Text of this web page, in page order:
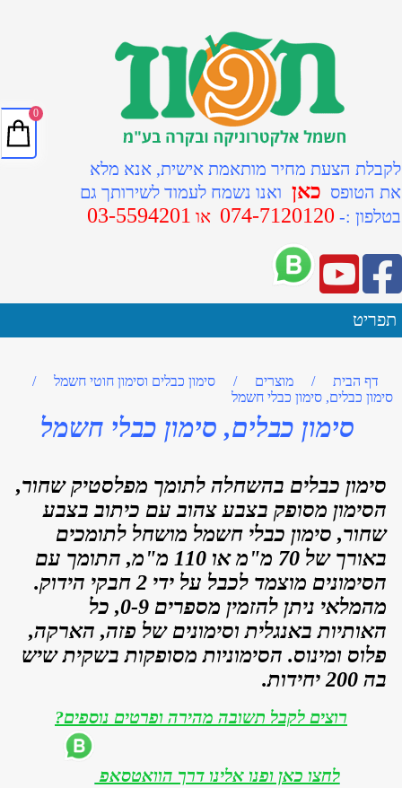
לקבלת הצעת מחיר מותאמת אישית, אנא מלא
את הטופס כאן ואנו נשמח לעמוד לשירותך גם
בטלפון :- 074-7120120 או 03-5594201
תפריט
דף הבית / מוצרים / סימון כבלים וסימון חוטי חשמל
/
סימון כבלים, סימון כבלי חשמל
סימון כבלים, סימון כבלי חשמל
סימון כבלים בהשחלה לתומך מפלסטיק שחור,
הסימון מסופק בצבע צהוב עם כיתוב בצבע
שחור, סימון כבלי חשמל מושחל לתומכים
באורך של 70 מ"מ או 110 מ"מ, התומך עם
הסימונים מוצמד לכבל על ידי 2 חבקי הידוק.
מהמלאי ניתן להזמין מספרים 0-9, כל
האותיות באנגלית וסימונים של פזה, הארקה,
פלוס ומינוס. הסימוניות מסופקות בשקית שיש
בה 200 יחידות.
רוצים לקבל תשובה מהירה ופרטים נוספים?
לחצו כאן ופנו אלינו דרך הוואטסאפ
0